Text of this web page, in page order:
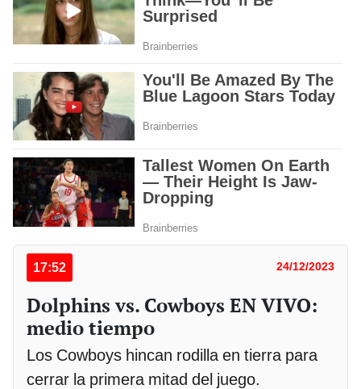
17:52 24/12/2023
Dolphins vs. Cowboys EN VIVO:
medio tiempo
Los Cowboys hincan rodilla en tierra para
cerrar la primera mitad del juego.